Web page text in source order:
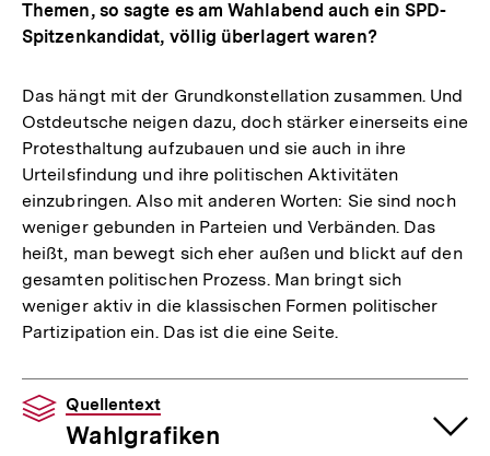
Themen, so sagte es am Wahlabend auch ein SPD-
Spitzenkandidat, völlig überlagert waren?
Das hängt mit der Grundkonstellation zusammen. Und
Ostdeutsche neigen dazu, doch stärker einerseits eine
Protesthaltung aufzubauen und sie auch in ihre
Urteilsfindung und ihre politischen Aktivitäten
einzubringen. Also mit anderen Worten: Sie sind noch
weniger gebunden in Parteien und Verbänden. Das
heißt, man bewegt sich eher außen und blickt auf den
gesamten politischen Prozess. Man bringt sich
weniger aktiv in die klassischen Formen politischer
Partizipation ein. Das ist die eine Seite.
Quellentext
Wahlgrafiken